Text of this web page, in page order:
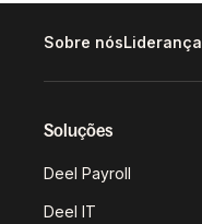
Sobre nósLiderança
Soluções
Deel Payroll
Deel IT